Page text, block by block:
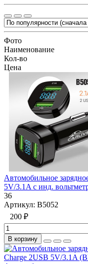
Фото
Наименование
Кол-во
Цена
Автомобильное
5V/3.1A с инд.
36
Артикул: B5052
200 ₽
В корзину